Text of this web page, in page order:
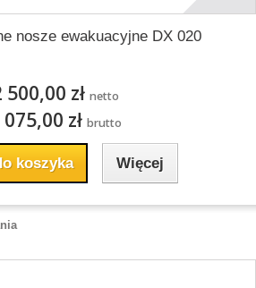
nosze ewakuacyjne DX 020
500,00 zł netto
075,00 zł brutto
koszyka Więcej